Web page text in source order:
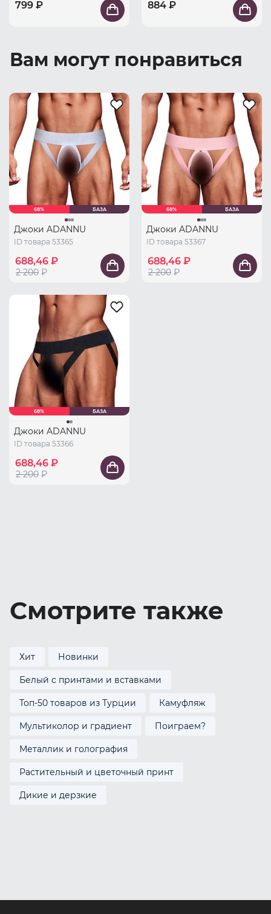
799 ₽ 884 ₽
Вам могут понравиться
68% БАЗА
Джоки ADANNU
ID товара 53365
688,46 ₽
2 200 ₽
68% БАЗА
Джоки ADANNU
ID товара 53367
688,46 ₽
2 200 ₽
68% БАЗА
Джоки ADANNU
ID товара 53366
688,46 ₽
2 200 ₽
Смотрите также
Хит Новинки
Белый с принтами и вставками
Топ-50 товаров из Турции Камуфляж
Мультиколор и градиент Поиграем?
Металлик и голография
Растительный и цветочный принт
Дикие и дерзкие